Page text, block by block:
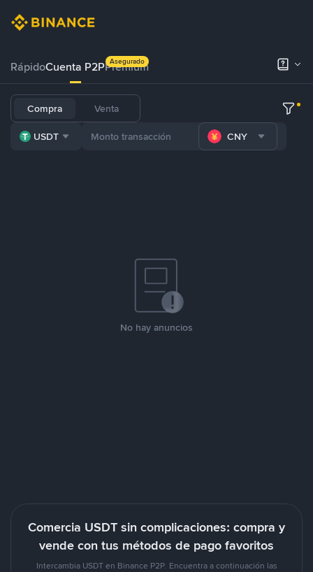
RápidoCuenta P2PPrémium
Asegurado
Compra Venta
USDT CNY
No hay anuncios
Comercia USDT sin complicaciones: compra y
vende con tus métodos de pago favoritos
Intercambia USDT en Binance P2P. Encuentra a continuación las